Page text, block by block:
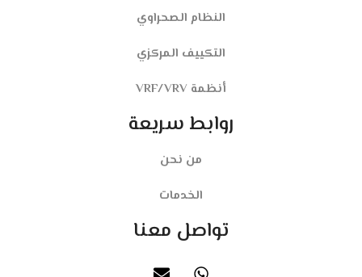
النظام الصحراوي
التكييف المركزي
أنظمة VRF/VRV
روابط سريعة
من نحن
الخدمات
تواصل معنا